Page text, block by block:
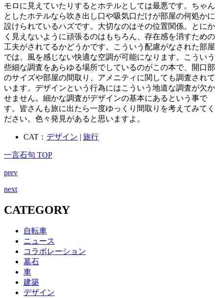
モロに見えていたりするとホテルとしては最悪です。ちゃん
としたホテルなら吹き出し口や吸気口だけが部屋の何処かに
設けられているハズです。大切なのはその位置関係。とにか
く見えないように頑張るのはもちろん、存在感を消すための
工夫がされてるかどうかです。こういう配慮がなされた部屋
では、風を感じない快適な空調が可能になります。こういう
些細な調査をあらゆる場所でしているのがこの本で、開口部
のサイズや部屋の間取り、アメニティに関しても調査されて
います。デザインという行為にはこういう地道な調査が欠か
せません。細かな調査がデザインの基本にあるという事で
す。皆さんも旅に出たら一度ゆっくり間取りを考えてみてく
ださい。色々発見があると思いますよ。
CAT： デザイン | 旅行
一言石句 TOP
prev
next
CATEGORY
自転車
ニュース
コラボレーション
墓石
車
建築
デザイン